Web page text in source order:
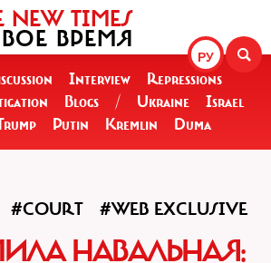
РУ
NEW TIMES
ВРЕМЯ
Interview
Repressions
Blogs / Ukraine
Israel
Putin Kremlin Duma
#COURT #WEB EXCLUSIVE
НАВАЛЬНАЯ: